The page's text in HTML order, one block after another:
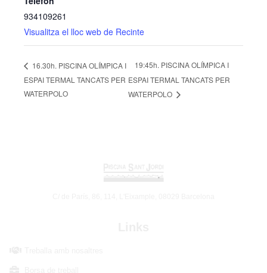
934109261
Visualitza el lloc web de Recinte
16.30h. PISCINA OLÍMPICA I
ESPAI TERMAL TANCATS PER
WATERPOLO
19:45h. PISCINA OLÍMPICA I
ESPAI TERMAL TANCATS PER
WATERPOLO